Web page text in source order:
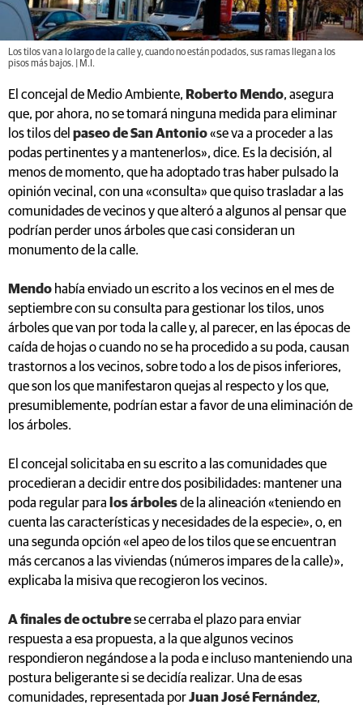
Los tilos van a lo largo de la calle y, cuando no están podados, sus ramas llegan a los
pisos más bajos. | M.I.
El concejal de Medio Ambiente, Roberto Mendo, asegura
que, por ahora, no se tomará ninguna medida para eliminar
los tilos del paseo de San Antonio«se va a proceder a las
podas pertinentes y a mantenerlos», dice. Es la decisión, al
menos de momento, que ha adoptado tras haber pulsado la
opinión vecinal, con una «consulta» que quiso trasladar a las
comunidades de vecinos y que alteró a algunos al pensar que
podrían perder unos árboles que casi consideran un
monumento de la calle.
Mendo había enviado un escrito a los vecinos en el mes de
septiembre con su consulta para gestionar los tilos, unos
árboles que van por toda la calle y, al parecer, en las épocas de
caída de hojas o cuando no se ha procedido a su poda, causan
trastornos a los vecinos, sobre todo a los de pisos inferiores,
que son los que manifestaron quejas al respecto y los que,
presumiblemente, podrían estar a favor de una eliminación de
los árboles.
El concejal solicitaba en su escrito a las comunidades que
procedieran a decidir entre dos posibilidades: mantener una
poda regular para los árbolesde la alineación «teniendo en
cuenta las características y necesidades de la especie», o, en
una segunda opción «el apeo de los tilos que se encuentran
más cercanos a las viviendas (números impares de la calle)»,
explicaba la misiva que recogieron los vecinos.
A finales de octubrese cerraba el plazo para enviar
respuesta a esa propuesta, a la que algunos vecinos
respondieron negándose a la poda e incluso manteniendo una
postura beligerante si se decidía realizar. Una de esas
comunidades, representada porJuan José Fernández,